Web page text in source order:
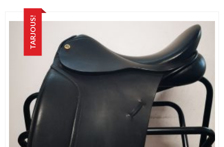
TARJOUS!